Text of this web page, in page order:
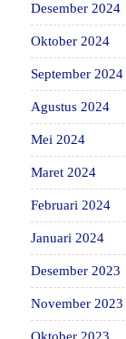
Desember 2024
Oktober 2024
September 2024
Agustus 2024
Mei 2024
Maret 2024
Februari 2024
Januari 2024
Desember 2023
November 2023